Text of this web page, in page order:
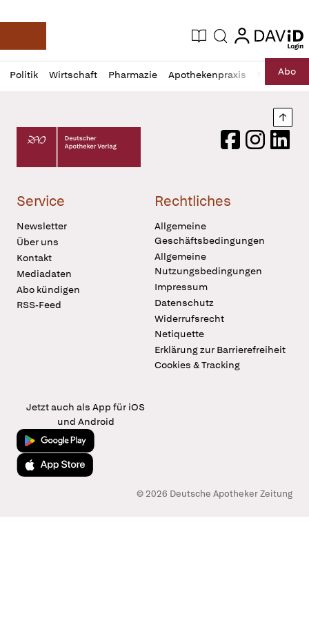
Deutsche Apotheker Zeitung
Aktuelle Ausgabe
Suche login
login
Politik Wirtschaft Pharmazie Apothekenpraxis RechtAbo
Profil
öffnen
Daz
Pur
Deutscher Apotheker Verlag Logo
FacebookInstagram
Service
Newsletter
Über uns
Kontakt
Mediadaten
Abo kündigen
RSS-Feed
Rechtliches
Allgemeine
Geschäftsbedingungen
Allgemeine
Nutzungsbedingungen
Impressum
Datenschutz
Widerrufsrecht
Netiquette
Erklärung zur Barrierefreiheit
Cookies & Tracking
Jetzt auch als App für iOS
und Android
Jetzt bei Google Play
Laden im App Store
© 2026 Deutsche Apotheker Zeitung